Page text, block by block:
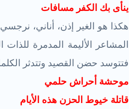
ينأى بك الكفر مسافات
هكذا هو الغير إذن، أناني،
المشاعر الأليمة المدمرة للذات
فتتوسد حضن القصيد وتتدثر
موحشة أحراش حلمي
قاتلة خيوط الحزن هذه الأيام